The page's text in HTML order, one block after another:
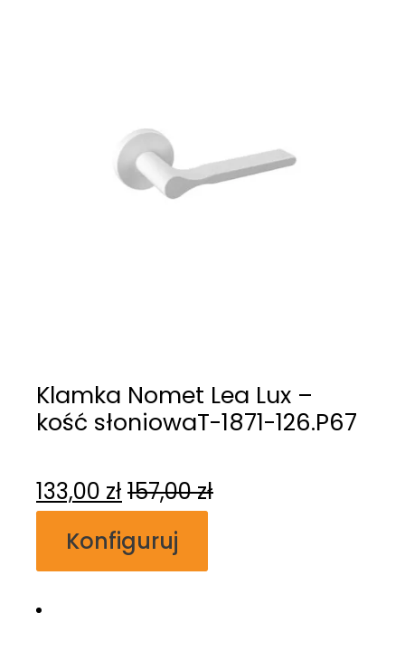
Klamka Nomet Lea Lux –
kość słoniowaT-1871-126.P67
133,00 zł 157,00zł
Konfiguruj